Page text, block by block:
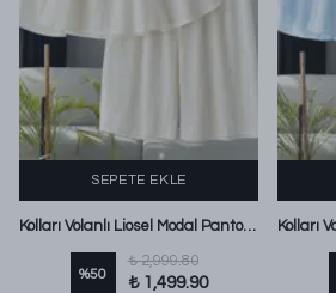
SEPETE EKLE
Kolları Volanlı Liosel Modal Pantolonlu Takım Ekru
%50
₺ 2,999.80
₺ 1,499.90